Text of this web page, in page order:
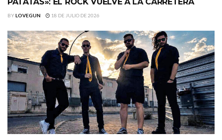
BYLOVEGUN 18 DE JULIO DE 2026